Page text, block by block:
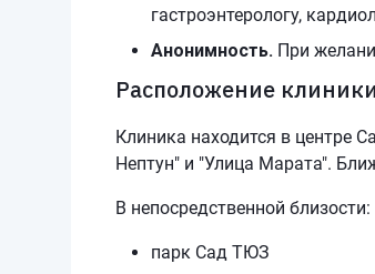
гастроэнтерологу,
Анонимность. При
Расположение клиники
Клиника находится в центре
Нептун" и "Улица Марата".
В непосредственной близости:
парк Сад ТЮЗ